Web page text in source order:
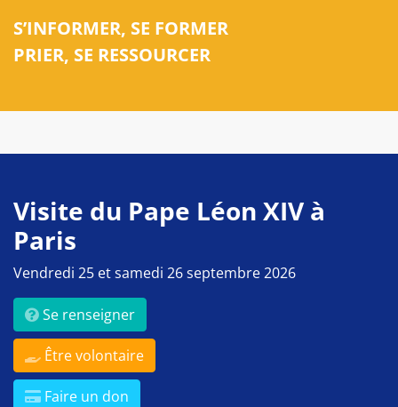
S’INFORMER, SE FORMER
PRIER, SE RESSOURCER
Visite du Pape Léon XIV à
Paris
Vendredi 25 et samedi 26 septembre 2026
Se renseigner
Être volontaire
Faire un don